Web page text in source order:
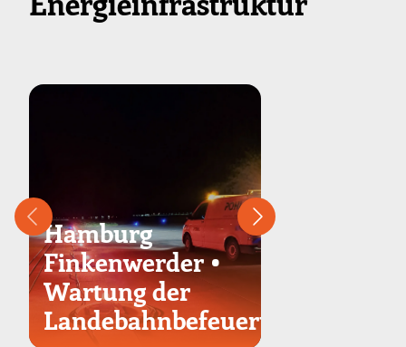
Hamburg
Finkenwerder •
Wartung der
Landebahnbefeuerung